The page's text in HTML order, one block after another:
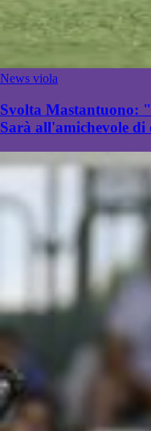
News viola
Svolta Mastantuono:
Sarà all'amichevole di